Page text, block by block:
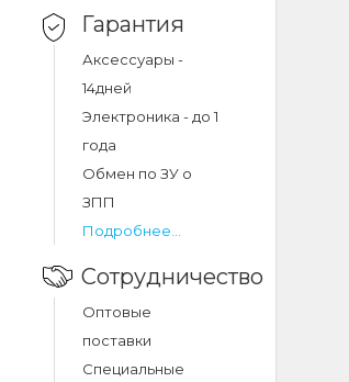
Гарантия
Аксессуары -
14дней
Электроника - до 1
года
Обмен по ЗУ о
ЗПП
Подробнее...
Сотрудничество
Оптовые
поставки
Специальные